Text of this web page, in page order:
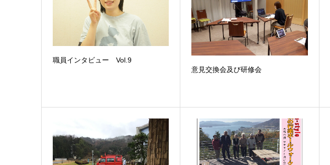
職員インタビュー Vol.9
意見交換会及び研修会